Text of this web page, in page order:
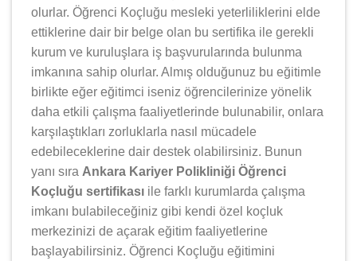
olurlar. Öğrenci Koçluğu mesleki yeterliliklerini elde
ettiklerine dair bir belge olan bu sertifika ile gerekli
kurum ve kuruluşlara iş başvurularında bulunma
imkanına sahip olurlar. Almış olduğunuz bu eğitimle
birlikte eğer eğitimci iseniz öğrencilerinize yönelik
daha etkili çalışma faaliyetlerinde bulunabilir, onlara
karşılaştıkları zorluklarla nasıl mücadele
edebileceklerine dair destek olabilirsiniz. Bunun
yanı sıra Ankara Kariyer Polikliniği Öğrenci
Koçluğu sertifikası ile farklı kurumlarda çalışma
imkanı bulabileceğiniz gibi kendi özel koçluk
merkezinizi de açarak eğitim faaliyetlerine
başlayabilirsiniz. Öğrenci Koçluğu eğitimini